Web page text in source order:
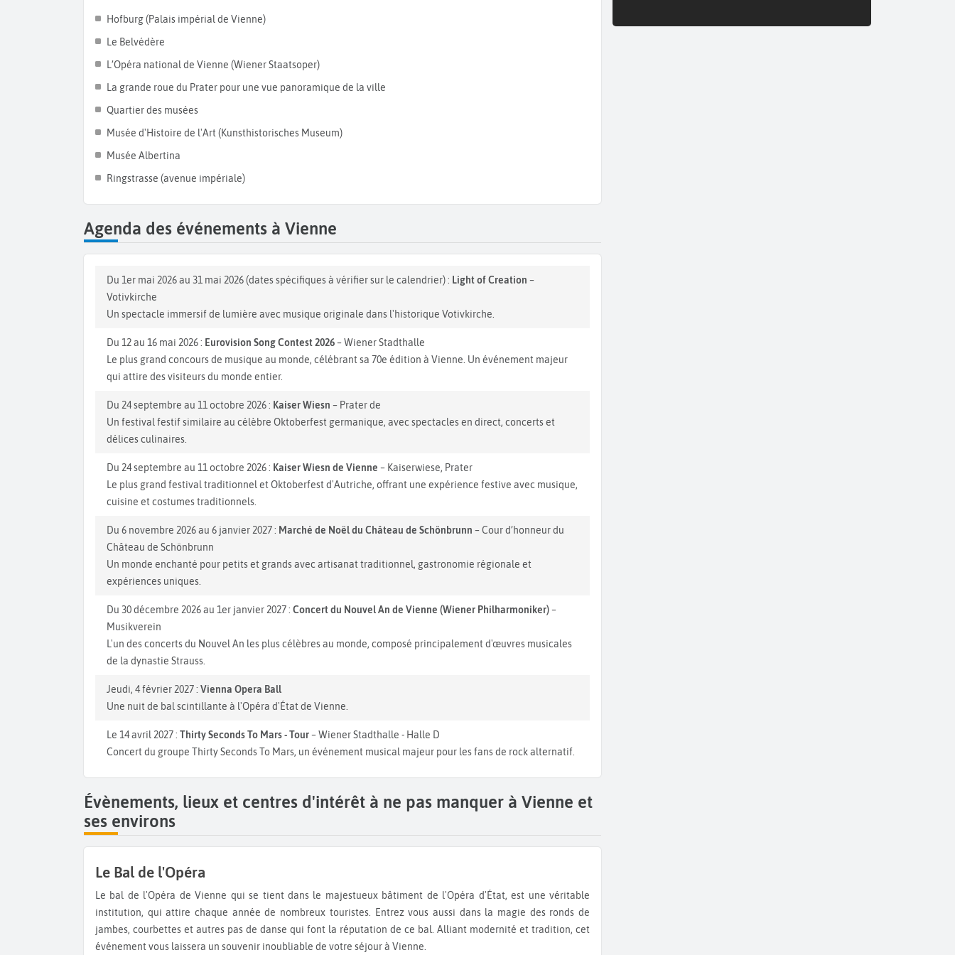
Hofburg (Palais impérial de Vienne)
Le Belvédère
L’Opéra national de Vienne (Wiener Staatsoper)
La grande roue du Prater pour une vue panoramique de la ville
Quartier des musées
Musée d'Histoire de l'Art (Kunsthistorisches Museum)
Musée Albertina
Ringstrasse (avenue impériale)
Agenda des événements à Vienne
Du 1er mai 2026 au 31 mai 2026 (dates spécifiques à vérifier sur le calendrier) : Light of Creation –
Votivkirche
Un spectacle immersif de lumière avec musique originale dans l'historique Votivkirche.
Du 12 au 16 mai 2026 : Eurovision Song Contest 2026– Wiener Stadthalle
Le plus grand concours de musique au monde, célébrant sa 70e édition à Vienne. Un événement majeur
qui attire des visiteurs du monde entier.
Du 24 septembre au 11 octobre 2026 : Kaiser Wiesn – Prater de
Un festival festif similaire au célèbre Oktoberfest germanique, avec spectacles en direct, concerts et
délices culinaires.
Du 24 septembre au 11 octobre 2026 : Kaiser Wiesn de Vienne – Kaiserwiese, Prater
Le plus grand festival traditionnel et Oktoberfest d'Autriche, offrant une expérience festive avec musique,
cuisine et costumes traditionnels.
Du 6 novembre 2026 au 6 janvier 2027 : Marché de Noël du Château de Schönbrunn – Cour d’honneur du
Château de Schönbrunn
Un monde enchanté pour petits et grands avec artisanat traditionnel, gastronomie régionale et
expériences uniques.
Du 30 décembre 2026 au 1er janvier 2027 : Concert du Nouvel An de Vienne (Wiener Philharmoniker)–
Musikverein
L'un des concerts du Nouvel An les plus célèbres au monde, composé principalement d'œuvres musicales
de la dynastie Strauss.
Jeudi, 4 février 2027 : Vienna Opera Ball
Une nuit de bal scintillante à l'Opéra d'État de Vienne.
Le 14 avril 2027 : Thirty Seconds To Mars - Tour– Wiener Stadthalle - Halle D
Concert du groupe Thirty Seconds To Mars, un événement musical majeur pour les fans de rock alternatif.
Évènements, lieux et centres d'intérêt à ne pas manquer à Vienne et
ses environs
Le Bal de l'Opéra
Le bal de l'Opéra de Vienne qui se tient dans le majestueux bâtiment de l'Opéra d'État, est une véritable
institution, qui attire chaque année de nombreux touristes. Entrez vous aussi dans la magie des ronds de
jambes, courbettes et autres pas de danse qui font la réputation de ce bal. Alliant modernité et tradition, cet
événement vous laissera un souvenir inoubliable de votre séjour à Vienne.